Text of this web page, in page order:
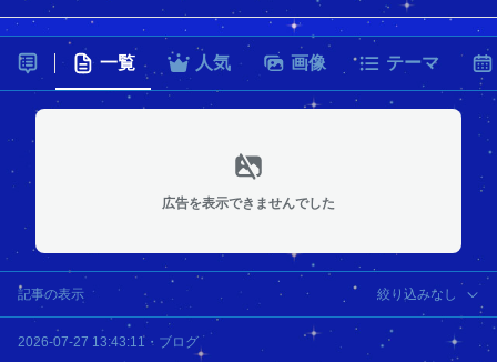
一覧 人気 画像 テーマ
広告を表示できませんでした
記事の表示 絞り込みなし
2026-07-27 13:43:11 ・ ブログ